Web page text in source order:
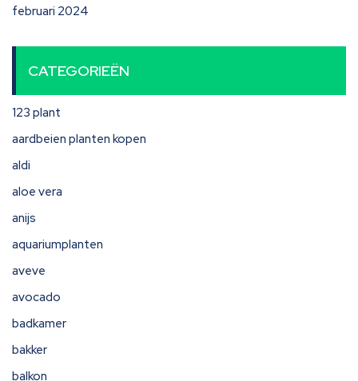
februari 2024
CATEGORIEËN
123 plant
aardbeien planten kopen
aldi
aloe vera
anijs
aquariumplanten
aveve
avocado
badkamer
bakker
balkon